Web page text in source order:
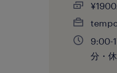
9:00-
分・